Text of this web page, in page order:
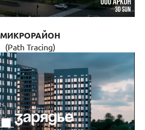
МИКРОРАЙОН
(Path Tracing)